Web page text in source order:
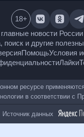
— главные новости
поиск и другие
ПомощьУсловия
Все проекты
18+
ресурсе
технологии в